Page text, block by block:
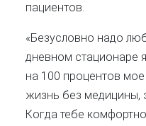
пациентов.
«Безусловно надо
дневном стационаре
на 100 процентов
жизнь без медицины,
Когда тебе